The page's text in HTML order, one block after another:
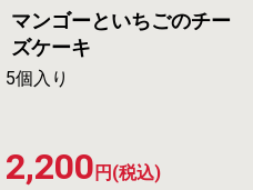
マンゴーといちごのチー
ズケーキ
5個入り
2,200 円(税込)